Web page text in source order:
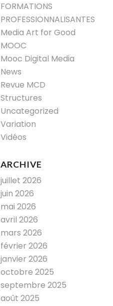
FORMATIONS
PROFESSIONNALISANTES
Media Art for Good
MOOC
Mooc Digital Media
News
Revue MCD
Structures
Uncategorized
Variation
Vidéos
ARCHIVE
juillet 2026
juin 2026
mai 2026
avril 2026
mars 2026
février 2026
janvier 2026
octobre 2025
septembre 2025
août 2025